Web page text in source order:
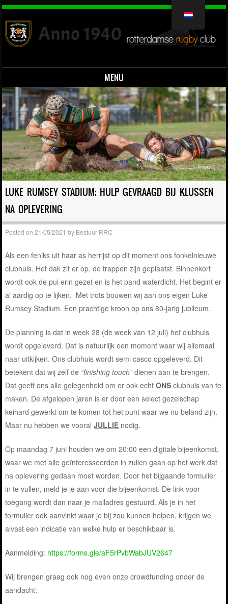
MENU
Overslaan naar inhoud
LUKE RUMSEY STADIUM; HULP GEVRAAGD BIJ KLUSSEN
NA OPLEVERING
Posted on21/05/2021 by Bestuur RRC
Als een feniks uit haar as herrijst op dit moment ons fonkelnieuwe
clubhuis. Het dak zit er op, de trappen zijn geplaatst. Binnenkort
wordt ook de pui erin gezet en is het pand waterdicht. Het begint er
al aardig op te lijken. Met trots bouwen wij aan ons eigen Luke
Rumsey Stadium. Een prachtige kroon op ons 80-jarig jubileum.
De planning is dat in week 28 (de week van 12 juli) het clubhuis
wordt opgeleverd. Dat is natuurlijk een moment waar wij allemaal
naar uitkijken. Ons clubhuis wordt semi casco opgeleverd. Dit
betekent dat wij zelf de “finishing touch”dienen aan te brengen.
Dat geeft ons alle gelegenheid om er ook echtONS clubhuis van te
maken. De afgelopen jaren is er door een select gezelschap
keihard gewerkt om te komen tot het punt waar we nu beland zijn.
Maar nu hebben we vooralJULLIE nodig.
Op maandag 7 juni houden we om 20:00 een digitale bijeenkomst,
waar we met alle geïnteresseerden in zullen gaan op het werk dat
na oplevering gedaan moet worden. Door het bijgaande formulier
in te vullen, meld je je aan voor die bijeenkomst. De link voor
toegang wordt dan naar je mailadres gestuurd. Als je in het
formulier ook aanvinkt waar je bij zou kunnen helpen, krijgen we
alvast een indicatie van welke hulp er beschikbaar is.
Aanmelding: https://forms.gle/aF5rPvbWabJUV2647
Wij brengen graag ook nog even onze crowdfunding onder de
aandacht: